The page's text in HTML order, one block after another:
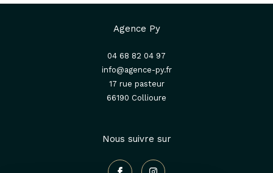
Agence Py
04 68 82 04 97
info@agence-py.fr
17 rue pasteur
66190
collioure
Nous suivre sur